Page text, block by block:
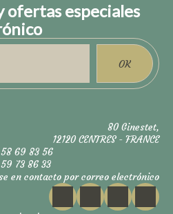
ofertas especiales
OK
80 Ginestet,
12120 CENTRES - FRANCE
69 83 56
73 86 33
en contacto por correo electrónico